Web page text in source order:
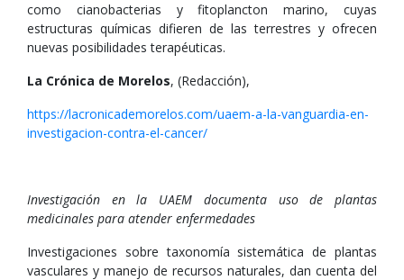
como cianobacterias y fitoplancton marino, cuyas
estructuras químicas difieren de las terrestres y ofrecen
nuevas posibilidades terapéuticas.
La Crónica de Morelos, (Redacción),
https://lacronicademorelos.com/uaem-a-la-vanguardia-en-
investigacion-contra-el-cancer/
Investigación en la UAEM documenta uso de plantas
medicinales para atender enfermedades
Investigaciones sobre taxonomía sistemática de plantas
vasculares y manejo de recursos naturales, dan cuenta del